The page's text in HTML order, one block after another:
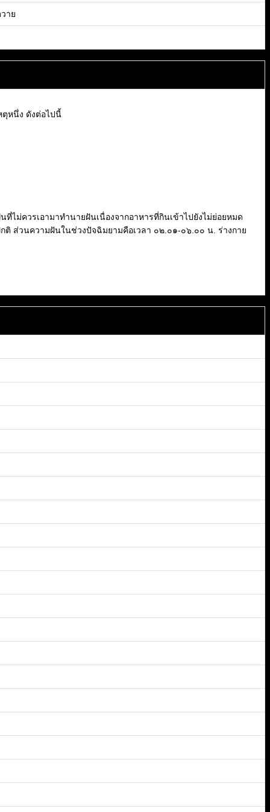
าย
ตุหนึ่ง ดังต่อไปนี้
ไม่ควรเอามาทำนายฝันเนื่องจากอาหารที่กินเข้าไปยังไม่ย่อยหมด
ส่วนความฝันในช่วงปัจฉิมยามคือเวลา ๐๒.๐๑-๐๖.๐๐ น. ร่างกาย